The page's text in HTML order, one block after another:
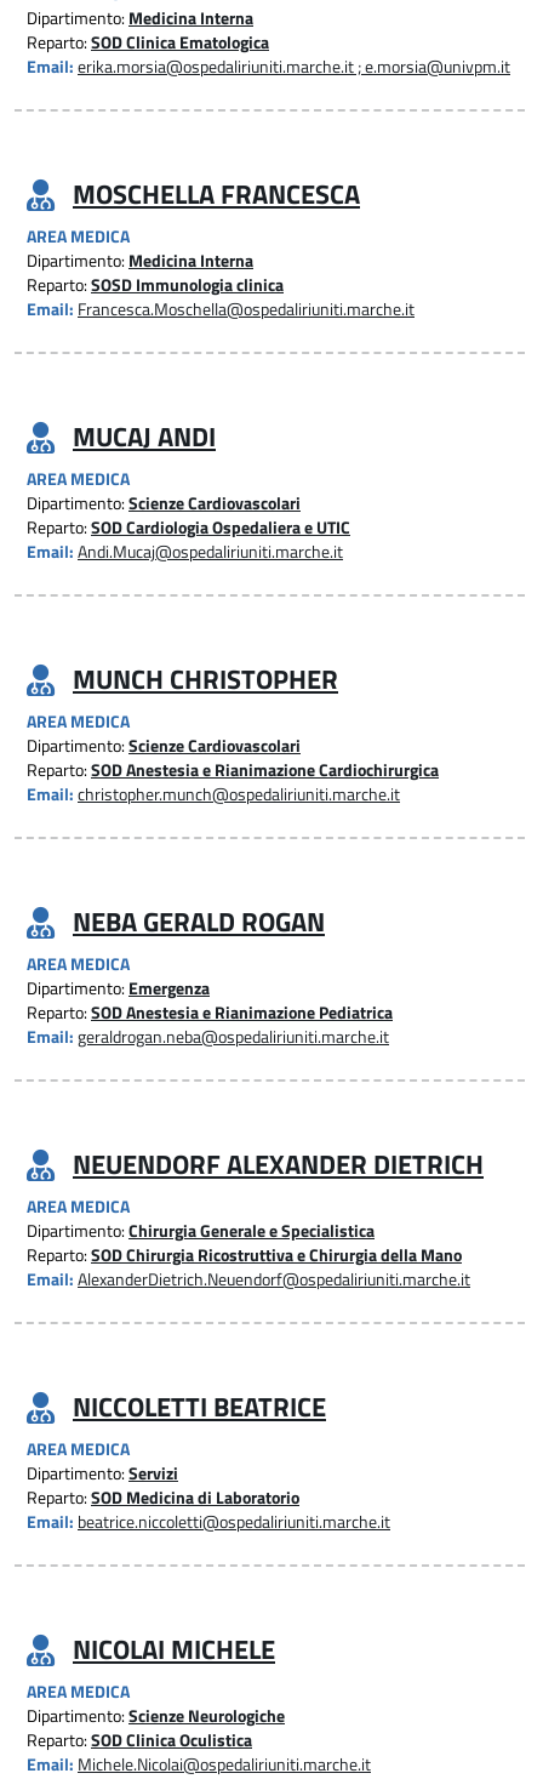
Dipartimento: Medicina Interna
Reparto:SOD Clinica Ematologica
Email: erika.morsia@ospedaliriuniti.marche.it ; e.morsia@univpm.it
MOSCHELLA FRANCESCA
AREA MEDICA
Dipartimento: Medicina Interna
Reparto:SOSD Immunologia clinica
Email: Francesca.Moschella@ospedaliriuniti.marche.it
MUCAJ ANDI
AREA MEDICA
Dipartimento:Scienze Cardiovascolari
Reparto:SOD Cardiologia Ospedaliera e UTIC
Email: Andi.Mucaj@ospedaliriuniti.marche.it
MUNCH CHRISTOPHER
AREA MEDICA
Dipartimento:Scienze Cardiovascolari
Reparto:SOD Anestesia e Rianimazione Cardiochirurgica
Email: christopher.munch@ospedaliriuniti.marche.it
NEBA GERALD ROGAN
AREA MEDICA
Dipartimento: Emergenza
Reparto:SOD Anestesia e Rianimazione Pediatrica
Email: geraldrogan.neba@ospedaliriuniti.marche.it
NEUENDORF ALEXANDER DIETRICH
AREA MEDICA
Dipartimento:Chirurgia Generale e Specialistica
Reparto:SOD Chirurgia Ricostruttiva e Chirurgia della Mano
Email: AlexanderDietrich.Neuendorf@ospedaliriuniti.marche.it
NICCOLETTI BEATRICE
AREA MEDICA
Dipartimento:Servizi
Reparto:SOD Medicina di Laboratorio
Email: beatrice.niccoletti@ospedaliriuniti.marche.it
NICOLAI MICHELE
AREA MEDICA
Dipartimento:Scienze Neurologiche
Reparto:SOD Clinica Oculistica
Email: Michele.Nicolai@ospedaliriuniti.marche.it